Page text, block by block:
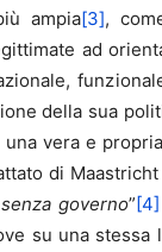
ampia[3],
ad
della sua
vera e
di
governo”[4]
su una stessa